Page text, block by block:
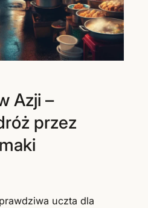
Azji –
przez
uczta dla